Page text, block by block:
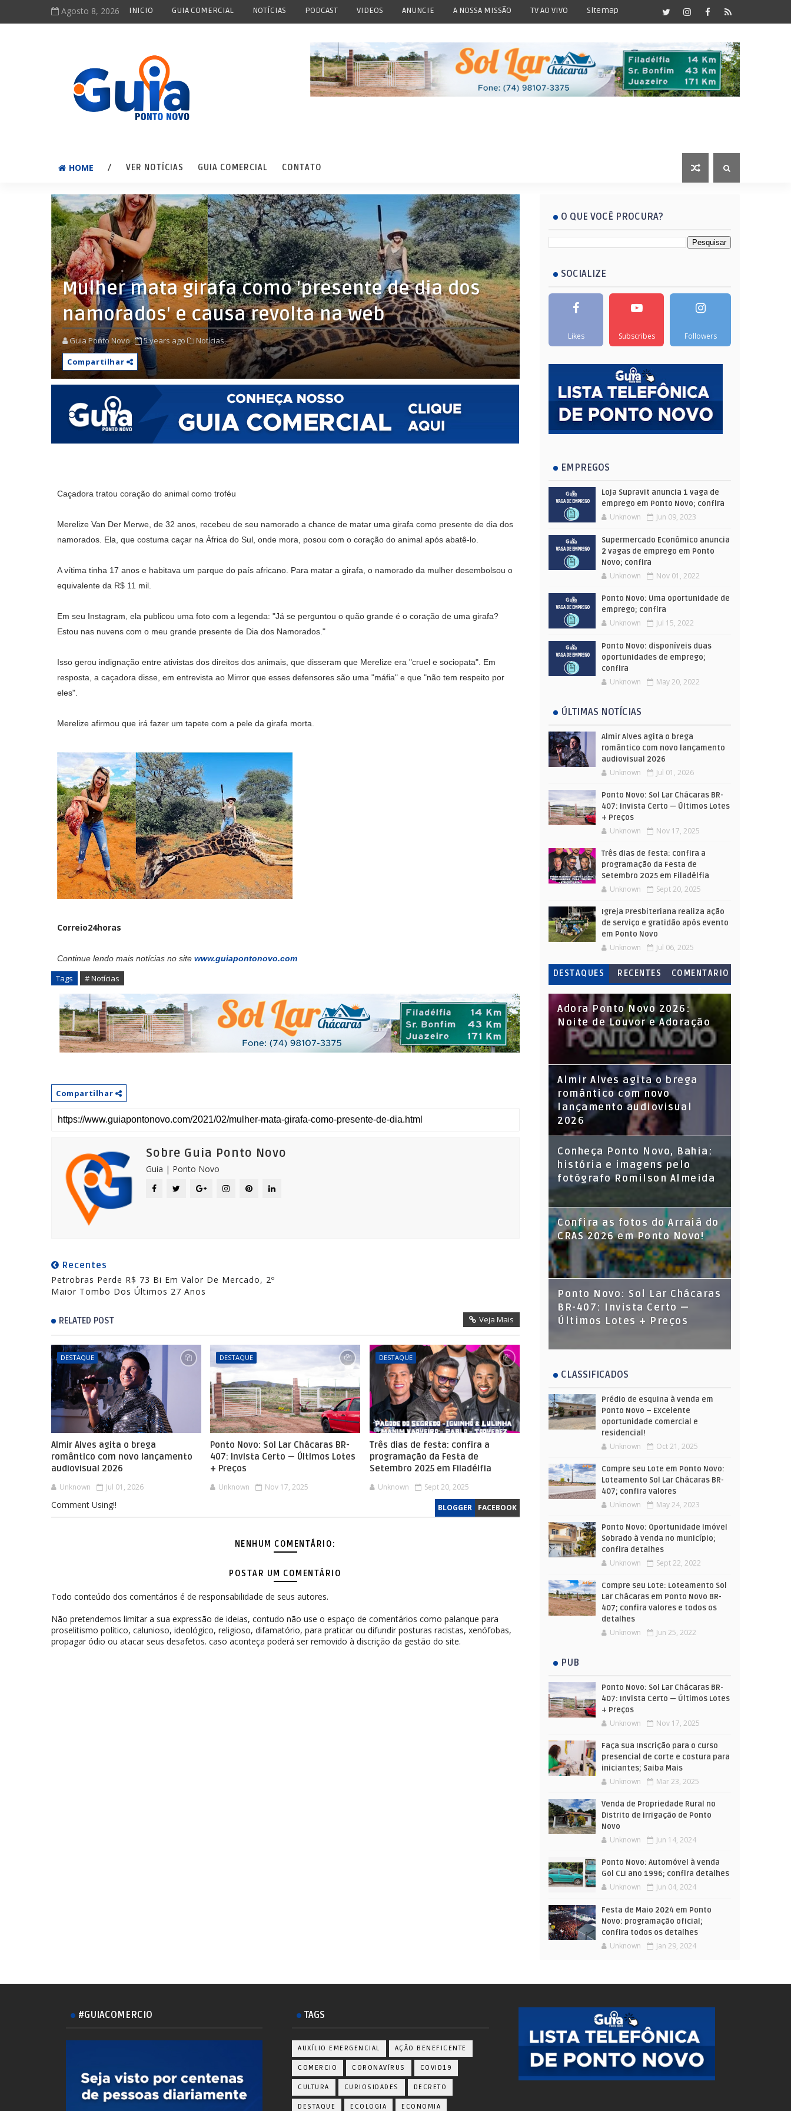
Agosto 8, 2026 INICIO GUIA COMERCIAL NOTÍCIAS PODCAST VIDEOS ANUNCIE A NOSSA MISSÃO TV AO VIVO Sitemap
HOME / VER NOTÍCIAS GUIA COMERCIAL CONTATO
Mulher mata girafa como 'presente de dia dos
namorados' e causa revolta na web
Guia Ponto Novo 5 years ago
Notícias,
Compartilhar
Caçadora tratou coração do animal como troféu
Merelize Van Der Merwe, de 32 anos, recebeu de seu namorado a chance de matar uma girafa como presente de dia dos
namorados. Ela, que costuma caçar na África do Sul, onde mora, posou com o coração do animal após abatê-lo.
A vítima tinha 17 anos e habitava um parque do país africano. Para matar a girafa, o namorado da mulher desembolsou o
equivalente da R$ 11 mil.
Em seu Instagram, ela publicou uma foto com a legenda: "Já se perguntou o quão grande é o coração de uma girafa?
Estou nas nuvens com o meu grande presente de Dia dos Namorados."
Isso gerou indignação entre ativistas dos direitos dos animais, que disseram que Merelize era "cruel e sociopata". Em
resposta, a caçadora disse, em entrevista ao Mirror que esses defensores são uma "máfia" e que "não tem respeito por
eles".
Merelize afirmou que irá fazer um tapete com a pele da girafa morta.
Correio24horas
Continue lendo mais notícias no site www.guiapontonovo.com
Tags # Notícias
Compartilhar
Sobre Guia Ponto Novo
Guia | Ponto Novo
Recentes
Petrobras Perde R$ 73 Bi Em Valor De Mercado, 2º
Maior Tombo Dos Últimos 27 Anos
RELATED POST Veja Mais
DESTAQUE
Almir Alves agita o brega
romântico com novo lançamento
audiovisual 2026
Unknown Jul 01, 2026
DESTAQUE
Ponto Novo: Sol Lar Chácaras BR-
407: Invista Certo — Últimos Lotes
+ Preços
Unknown Nov 17, 2025
DESTAQUE
Três dias de festa: confira a
programação da Festa de
Setembro 2025 em Filadélfia
Unknown Sept 20, 2025
BLOGGER FACEBOOK
Comment Using!!
NENHUM COMENTÁRIO:
POSTAR UM COMENTÁRIO
Todo conteúdo dos comentários é de responsabilidade de seus autores.
Não pretendemos limitar a sua expressão de ideias, contudo não use o espaço de comentários como palanque para
proselitismo político, calunioso, ideológico, religioso, difamatório, para praticar ou difundir posturas racistas, xenófobas,
propagar ódio ou atacar seus desafetos. caso aconteça poderá ser removido à discrição da gestão do site.
O QUE VOCÊ PROCURA?
SOCIALIZE
Likes Subscribes Followers
EMPREGOS
Loja Supravit anuncia 1 vaga de
emprego em Ponto Novo; confira
Unknown Jun 09, 2023
Supermercado Econômico anuncia
2 vagas de emprego em Ponto
Novo; confira
Unknown Nov 01, 2022
Ponto Novo: Uma oportunidade de
emprego; confira
Unknown Jul 15, 2022
Ponto Novo: disponíveis duas
oportunidades de emprego;
confira
Unknown May 20, 2022
ÚLTIMAS NOTÍCIAS
Almir Alves agita o brega
romântico com novo lançamento
audiovisual 2026
Unknown Jul 01, 2026
Ponto Novo: Sol Lar Chácaras BR-
407: Invista Certo — Últimos Lotes
+ Preços
Unknown Nov 17, 2025
Três dias de festa: confira a
programação da Festa de
Setembro 2025 em Filadélfia
Unknown Sept 20, 2025
Igreja Presbiteriana realiza ação
de serviço e gratidão após evento
em Ponto Novo
Unknown Jul 06, 2025
DESTAQUES RECENTES
COMENTARIO
S
Adora Ponto Novo 2026:
Noite de Louvor e Adoração
Almir Alves agita o brega
romântico com novo
lançamento audiovisual
2026
Conheça Ponto Novo, Bahia:
história e imagens pelo
fotógrafo Romilson Almeida
Confira as fotos do Arraiá do
CRAS 2026 em Ponto Novo!
Ponto Novo: Sol Lar Chácaras
BR-407: Invista Certo —
Últimos Lotes + Preços
CLASSIFICADOS
Prédio de esquina à venda em
Ponto Novo – Excelente
oportunidade comercial e
residencial!
Unknown Oct 21, 2025
Compre seu Lote em Ponto Novo:
Loteamento Sol Lar Chácaras BR-
407; confira valores
Unknown May 24, 2023
Ponto Novo: Oportunidade Imóvel
Sobrado à venda no município;
confira detalhes
Unknown Sept 22, 2022
Compre seu Lote: Loteamento Sol
Lar Chácaras em Ponto Novo BR-
407; confira valores e todos os
detalhes
Unknown Jun 25, 2022
PUB
Ponto Novo: Sol Lar Chácaras BR-
407: Invista Certo — Últimos Lotes
+ Preços
Unknown Nov 17, 2025
Faça sua Inscrição para o curso
presencial de corte e costura para
iniciantes; Saiba Mais
Unknown Mar 23, 2025
Venda de Propriedade Rural no
Distrito de Irrigação de Ponto
Novo
Unknown Jun 14, 2024
Ponto Novo: Automóvel à venda
Gol CLI ano 1996; confira detalhes
Unknown Jun 04, 2024
Festa de Maio 2024 em Ponto
Novo: programação oficial;
confira todos os detalhes
Unknown Jan 29, 2024
#GUIACOMERCIO TAGS
AUXÍLIO EMERGENCIAL AÇÃO BENEFICENTE
COMERCIO CORONAVÍRUS COVID19
CULTURA CURIOSIDADES DECRETO
DESTAQUE ECOLOGIA ECONOMIA